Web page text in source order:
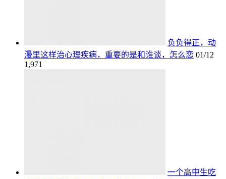
负负得正，动
漫里这样治心理疾病，重要的是和谁谈，怎么恋 01/12
1,971
一个高中生吃